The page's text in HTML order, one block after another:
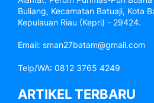
Buliang, Kecamatan Batuaji, Kota
Kepulauan Riau (Kepri) - 29424.
Email: sman27batam@gmail.com
Telp/WA: 0812 3765 4249
ARTIKEL TERBARU